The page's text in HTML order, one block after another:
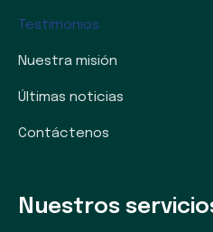
Testimonios
Nuestra misión
Últimas noticias
Contáctenos
Nuestros